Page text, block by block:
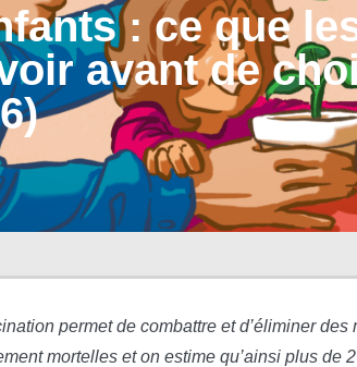
: ce que
avant de
permet de combattre et d’éliminer des
mortelles et on estime qu’ainsi plus de